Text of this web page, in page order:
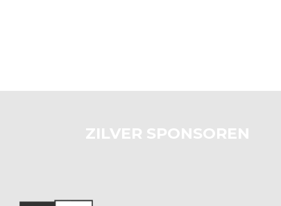
ZILVER SPONSOREN